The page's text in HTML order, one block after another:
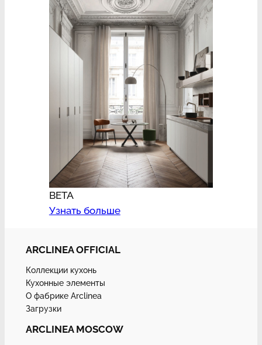
BETA
Узнать больше
ARCLINEA OFFICIAL
Коллекции кухонь
Кухонные элементы
О фабрике Arclinea
Загрузки
ARCLINEA MOSCOW